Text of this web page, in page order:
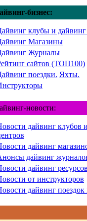
бизнес:
клубы и
Магазины
Журналы
сайтов (ТОП100)
поездки. Яхты.
новости:
дайвинг клубов
дайвинг
дайвинг
дайвинг ресурсов
от инструкторов
дайвинг поездок